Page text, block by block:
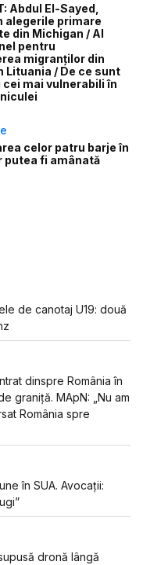
Abdul El-Sayed,
alegerile primare
din Michigan / Al
pentru
migranților din
Lituania / De ce sunt
mai vulnerabili în
celor patru barje în
putea fi amânată
de canotaj U19: două
dinspre România în
graniță. MApN: „Nu am
România spre
în SUA. Avocații:
dronă lângă